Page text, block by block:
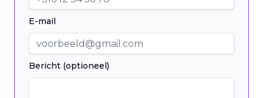
E-mail
Bericht (optioneel)